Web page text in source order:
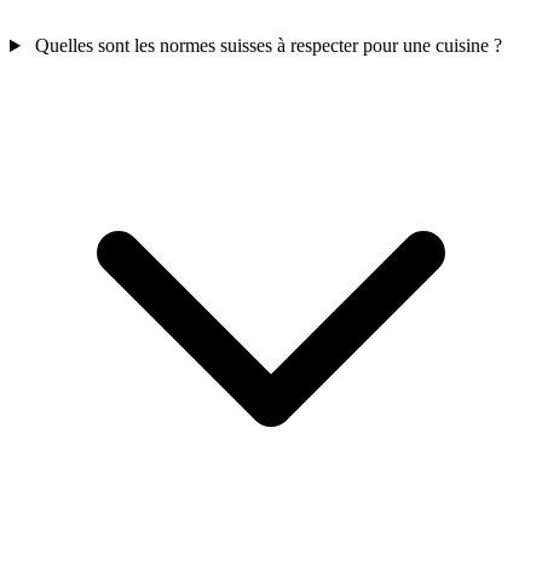
Quelles sont les normes suisses à respecter pour une cuisine ?